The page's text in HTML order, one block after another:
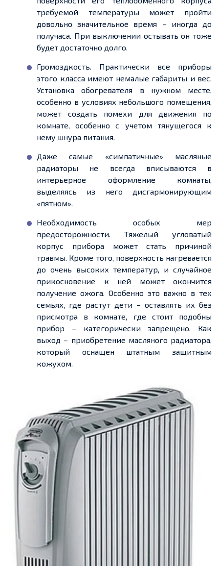
требуемой температуры может пройти
довольно значительное время – иногда до
получаса. При выключении остывать он тоже
будет достаточно долго.
Громоздкость. Практически все приборы
этого класса имеют немалые габариты и вес.
Установка обогревателя в нужном месте,
особенно в условиях небольшого помещения,
может создать помехи для движения по
комнате, особенно с учетом тянущегося к
нему шнура питания.
Даже самые «симпатичные» масляные
радиаторы не всегда вписываются в
интерьерное оформление комнаты,
выделяясь из него дисгармонирующим
«пятном».
Необходимость особых мер
предосторожности. Тяжелый угловатый
корпус прибора может стать причиной
травмы. Кроме того, поверхность нагревается
до очень высоких температур, и случайное
прикосновение к ней может окончится
получение ожога. Особенно это важно в тех
семьях, где растут дети – оставлять их без
присмотра в комнате, где стоит подобны
прибор – категорически запрещено. Как
выход – приобретение масляного радиатора,
который оснащен штатным защитным
кожухом.